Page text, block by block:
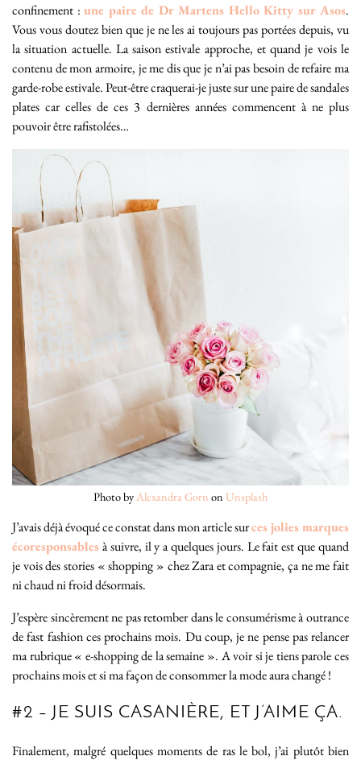
confinement : une paire de Dr Martens Hello Kitty sur Asos.
Vous vous doutez bien que je ne les ai toujours pas portées depuis, vu
la situation actuelle. La saison estivale approche, et quand je vois le
contenu de mon armoire, je me dis que je n’ai pas besoin de refaire ma
garde-robe estivale. Peut-être craquerai-je juste sur une paire de sandales
plates car celles de ces 3 dernières années commencent à ne plus
pouvoir être rafistolées…
Photo byAlexandra Gorn on Unsplash
J’avais déjà évoqué ce constat dans mon article surces jolies marques
écoresponsablesà suivre, il y a quelques jours. Le fait est que quand
je vois des stories « shopping » chez Zara et compagnie, ça ne me fait
ni chaud ni froid désormais.
J’espère sincèrement ne pas retomber dans le consumérisme à outrance
de fast fashion ces prochains mois. Du coup, je ne pense pas relancer
ma rubrique « e-shopping de la semaine ». A voir si je tiens parole ces
prochains mois et si ma façon de consommer la mode aura changé !
#2 – JE SUIS CASANIÈRE, ET J’AIME ÇA.
Finalement, malgré quelques moments de ras le bol, j’ai plutôt bien